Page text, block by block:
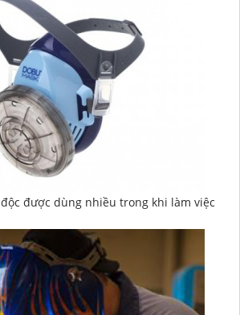
được dùng nhiều trong khi làm việc